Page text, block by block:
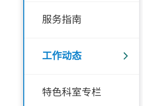
服务指南
工作动态
特色科室专栏